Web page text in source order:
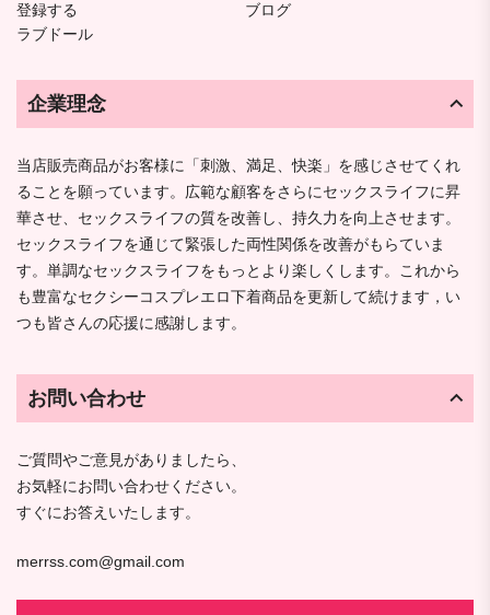
登録する
ブログ
ラブドール
企業理念
当店販売商品がお客様に「刺激、満足、快楽」を感じさせてくれ
ることを願っています。広範な顧客をさらにセックスライフに昇
華させ、セックスライフの質を改善し、持久力を向上させます。
セックスライフを通じて緊張した両性関係を改善がもらていま
す。単調なセックスライフをもっとより楽しくします。これから
も豊富なセクシーコスプレエロ下着商品を更新して続けます，い
つも皆さんの応援に感謝します。
お問い合わせ
ご質問やご意見がありましたら、
お気軽にお問い合わせください。
すぐにお答えいたします。
merrss.com@gmail.com